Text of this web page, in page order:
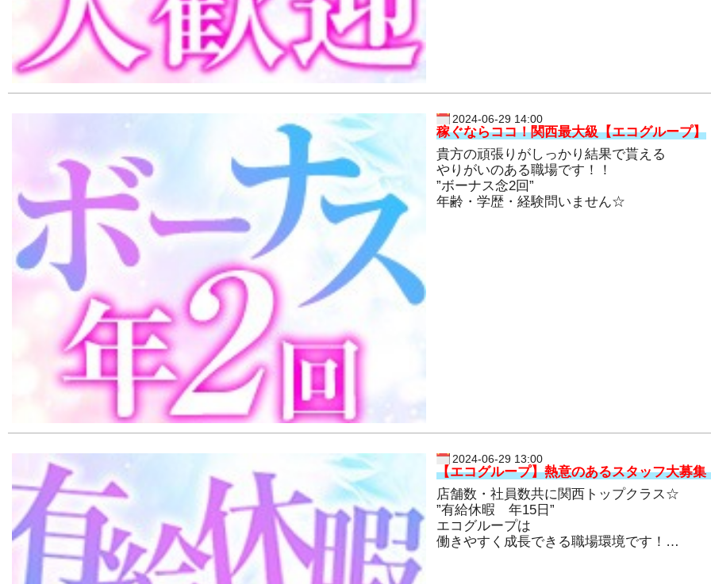
2024-06-29 14:00
稼ぐならココ！関西最大級【エコグループ】
貴方の頑張りがしっかり結果で貰える
やりがいのある職場です！！
”ボーナス念2回”
年齢・学歴・経験問いません☆
2024-06-29 13:00
【エコグループ】熱意のあるスタッフ大募集
店舗数・社員数共に関西トップクラス☆
”有給休暇 年15日”
エコグループは
働きやすく成長できる職場環境です！